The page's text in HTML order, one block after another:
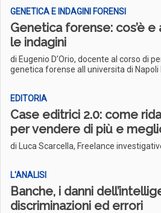
GENETICA E INDAGINI FORENSI
Genetica forense: cos’è
le indagini
di Eugenio D’Orio, docente al corso di
genetica forense all universita di Napoli
EDITORIA
Case editrici 2.0: come
per vendere di più e
di Luca Scarcella, Freelance
L'ANALISI
Banche, i danni
discriminazioni ed errori